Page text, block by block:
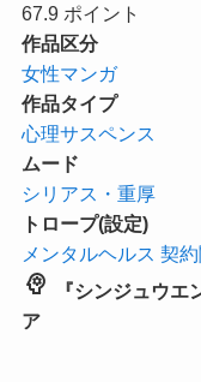
67.9 ポイント
作品区分
女性マンガ
作品タイプ
心理サスペンス
ムード
シリアス・重厚
トロープ(設定)
メンタルヘルス 契
psychology
『シンジュウエ
ア